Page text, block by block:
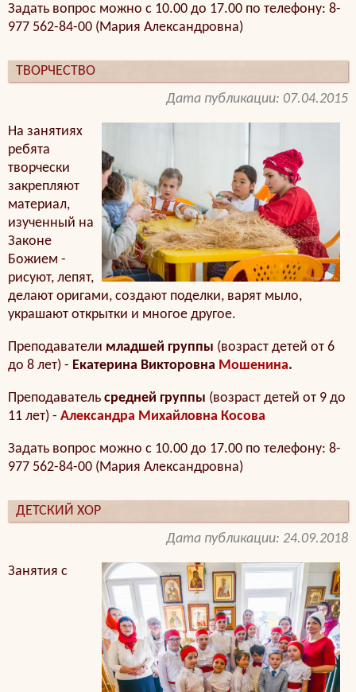
Задать вопрос можно с 10.00 до 17.00 по телефону: 8-
977 562-84-00 (Мария Александровна)
ТВОРЧЕСТВО
Дата публикации: 07.04.2015
На занятиях
ребята
творчески
закрепляют
материал,
изученный на
Законе
Божием -
рисуют, лепят,
делают оригами, создают поделки, варят мыло,
украшают открытки и многое другое.
Преподаватели младшей группы (возраст детей от 6
до 8 лет) - Екатерина Викторовна Мошенина.
Преподаватель средней группы (возраст детей от 9 до
11 лет) - Александра Михайловна Косова
Задать вопрос можно с 10.00 до 17.00 по телефону: 8-
977 562-84-00 (Мария Александровна)
ДЕТСКИЙ ХОР
Дата публикации: 24.09.2018
Занятия с